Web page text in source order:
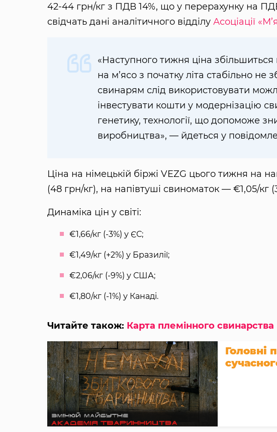
42-44 грн/кг з ПДВ 14%, що у перерахунку на
свідчать дані аналітичного відділу Асоціації
«Наступного тижня ціна
на м’ясо з початку літа стабільно не
свинарям слід використовувати
інвестувати кошти у модернізацію
генетику, технології, що допоможе
виробництва», — йдеться у
Ціна на німецькій біржі VEZG цього тижня на
(48 грн/кг), на напівтуші свиноматок — €1,05/кг
Динаміка цін у світі:
€1,66/кг (-3%) у ЄС;
€1,49/кг (+2%) у Бразилії;
€2,06/кг (-9%) у США;
€1,80/кг (-1%) у Канаді.
Читайте також: Карта племінного свинарства
Головні